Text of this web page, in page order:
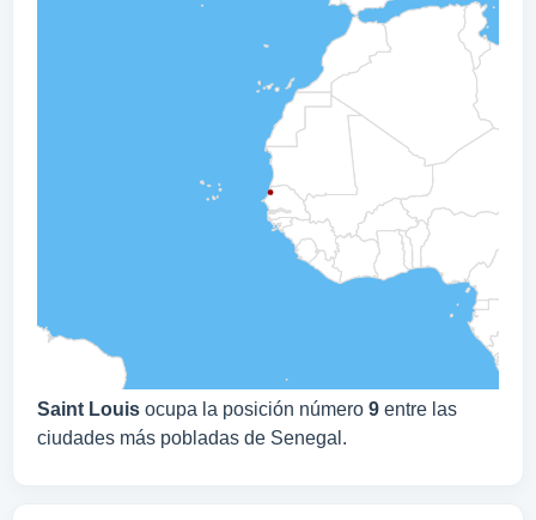
Saint Louis ocupa la posición número 9 entre las
ciudades más pobladas de Senegal.